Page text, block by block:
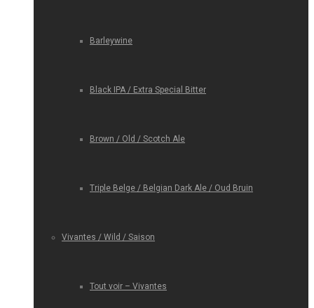
Barleywine
Black IPA / Extra Special Bitter
Brown / Old / Scotch Ale
Triple Belge / Belgian Dark Ale / Oud Bruin
Vivantes / Wild / Saison
Tout voir – Vivantes